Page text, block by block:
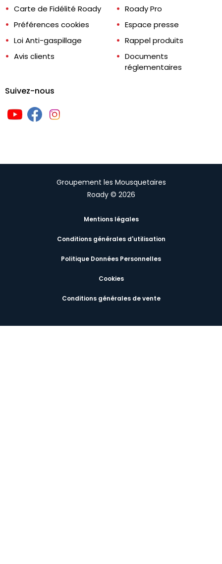
Carte de Fidélité Roady
Préférences cookies
Loi Anti-gaspillage
Avis clients
Roady Pro
Espace presse
Rappel produits
Documents
réglementaires
Suivez-nous
Groupement les Mousquetaires
Roady © 2026
Mentions légales
Conditions générales d'utilisation
Politique Données Personnelles
Cookies
Conditions générales de vente